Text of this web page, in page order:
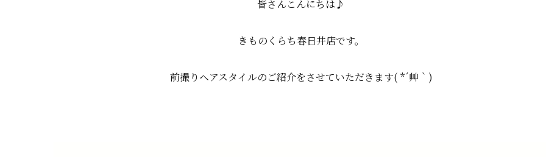
皆さんこんにちは♪
きものくらち春日井店です。
前撮りヘアスタイルのご紹介をさせていただきます( *´艸｀)